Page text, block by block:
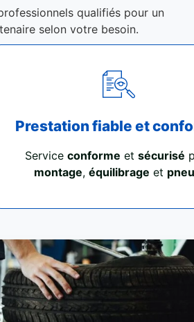
qualifiés pour un
selon votre besoin.
Prestation fiable et
Service conforme et sécurisé
montage, équilibrage et